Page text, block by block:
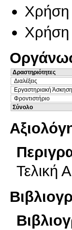
Χρήση
Χρήση
Δραστηριότητες
Διαλέξεις
Εργαστηριακή Άσκηση
Φροντιστήριο
Σύνολο
Τελική